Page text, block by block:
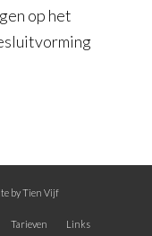
op het
byTien Vijf
Tarieven Links